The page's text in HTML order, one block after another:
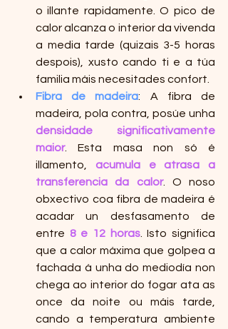
o illante rapidamente. O pico de
calor alcanza o interior da vivenda
a media tarde (quizais 3-5 horas
despois), xusto cando ti e a túa
familia máis necesitades confort.
Fibra de madeira: A fibra de
densidade significativamente
maior. Esta masa non só é
illamento, acumula e atrasa a
transferencia da calor. O noso
obxectivo coa fibra de madeira é
acadar un desfasamento de
entre 8 e 12 horas. Isto significa
que a calor máxima que golpea a
fachada á unha do mediodía non
chega ao interior do fogar ata as
once da noite ou máis tarde,
cando a temperatura ambiente